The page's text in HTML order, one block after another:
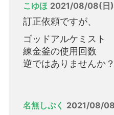
こゆほ 2021/08/08(日
訂正依頼ですが、
ゴッドアルケミスト
練金釜の使用回数
逆ではありませんか？
名無しぷく 2021/08/